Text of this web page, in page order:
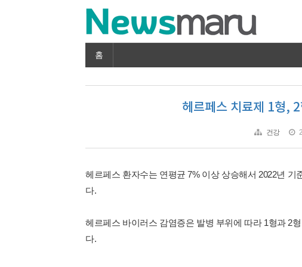
홈
헤르페스 치료제 1형,
건강
헤르페스 환자수는 연평균 7% 이상 상승해서 2022년
다.
헤르페스 바이러스 감염증은 발병 부위에 따라 1형과 2
다.